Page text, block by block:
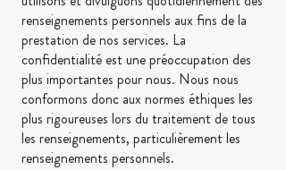
renseignements personnels aux fins de la
prestation de nos services. La
confidentialité est une préoccupation des
plus importantes pour nous. Nous nous
conformons donc aux normes éthiques les
plus rigoureuses lors du traitement de tous
les renseignements, particulièrement les
renseignements personnels.